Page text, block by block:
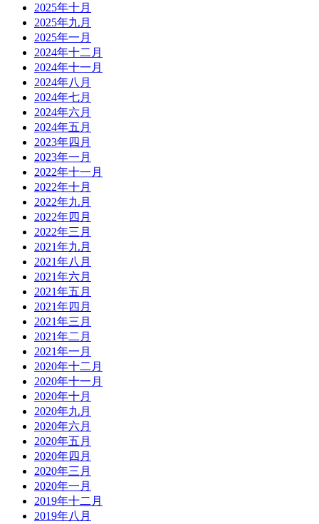
2025年十月
2025年九月
2025年一月
2024年十二月
2024年十一月
2024年八月
2024年七月
2024年六月
2024年五月
2023年四月
2023年一月
2022年十一月
2022年十月
2022年九月
2022年四月
2022年三月
2021年九月
2021年八月
2021年六月
2021年五月
2021年四月
2021年三月
2021年二月
2021年一月
2020年十二月
2020年十一月
2020年十月
2020年九月
2020年六月
2020年五月
2020年四月
2020年三月
2020年一月
2019年十二月
2019年八月